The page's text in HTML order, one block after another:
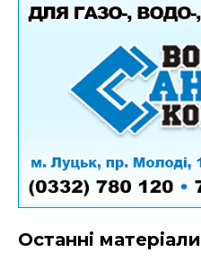
Останні матеріали